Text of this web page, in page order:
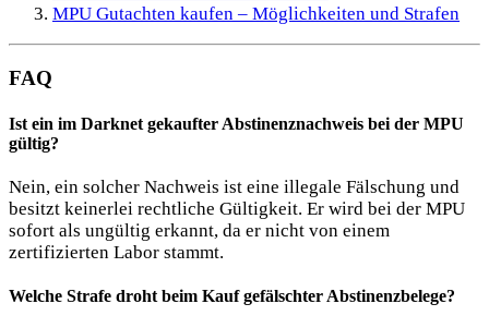
MPU Gutachten kaufen – Möglichkeiten und Strafen
FAQ
Ist ein im Darknet gekaufter Abstinenznachweis bei der MPU
gültig?
Nein, ein solcher Nachweis ist eine illegale Fälschung und
besitzt keinerlei rechtliche Gültigkeit. Er wird bei der MPU
sofort als ungültig erkannt, da er nicht von einem
zertifizierten Labor stammt.
Welche Strafe droht beim Kauf gefälschter Abstinenzbelege?